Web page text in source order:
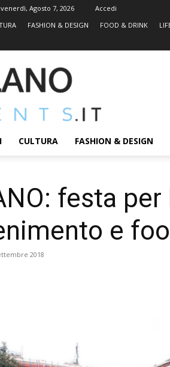
venerdì, Agosto 7, 2026
Accedi
FASHION & DESIGN FOOD & DRINK
MILANOEVENTS.IT
|
2.0
ed
Eventi
CULTURA FASHION & DESIGN
festa
e
2018